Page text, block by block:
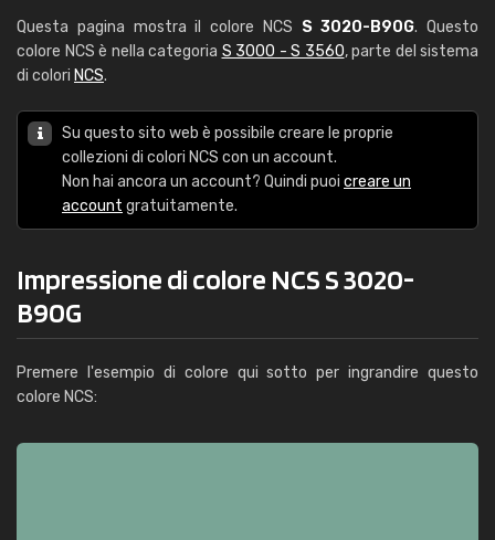
Questa pagina mostra il colore NCS S 3020-B90G. Questo
colore NCS è nella categoria S 3000 - S 3560, parte del sistema
di colori NCS.
Su questo sito web è possibile creare le proprie
collezioni di colori NCS con un account.
Non hai ancora un account? Quindi puoi creare un
account gratuitamente.
Impressione di colore NCS S 3020-
B90G
Premere l'esempio di colore qui sotto per ingrandire questo
colore NCS: